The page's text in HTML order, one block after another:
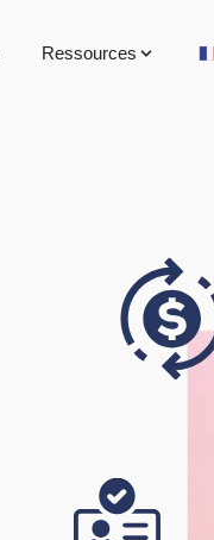
Ressources